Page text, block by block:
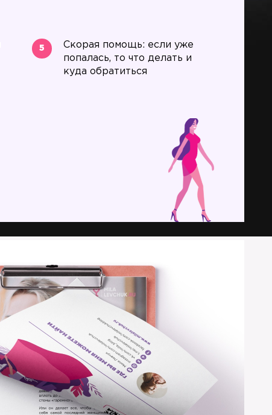
5
Скорая помощь: если уже
попалась, то что делать и
куда обратиться